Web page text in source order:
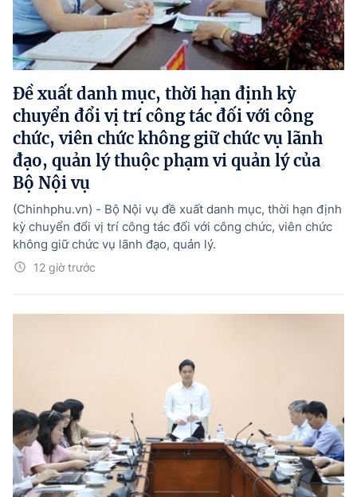
Đề xuất danh mục, thời hạn định kỳ
chuyển đổi vị trí công tác đối với công
chức, viên chức không giữ chức vụ lãnh
đạo, quản lý thuộc phạm vi quản lý của
Bộ Nội vụ
12 giờ trước
(Chinhphu.vn) - Bộ Nội vụ đề xuất danh mục, thời hạn định
kỳ chuyển đổi vị trí công tác đối với công chức, viên chức
không giữ chức vụ lãnh đạo, quản lý.